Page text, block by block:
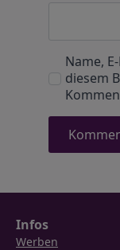
Name,
diesem
Infos
Werben